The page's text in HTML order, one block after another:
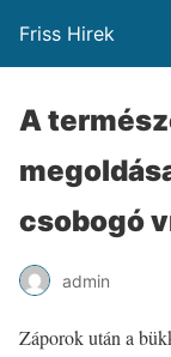
Friss Hirek
A
csobogó
admin
Záporok után a